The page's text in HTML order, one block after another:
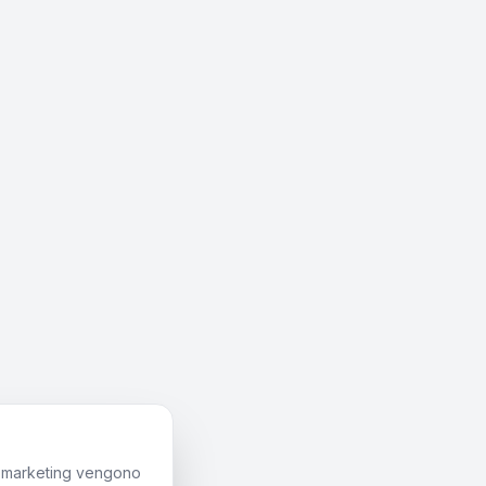
vengono